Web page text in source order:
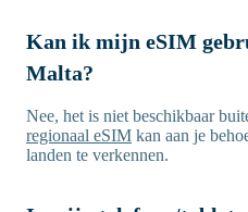
Kan ik mijn eSIM
Malta?
Nee, het is niet beschikbaar
regionaal eSIM kan aan je
landen te verkennen.